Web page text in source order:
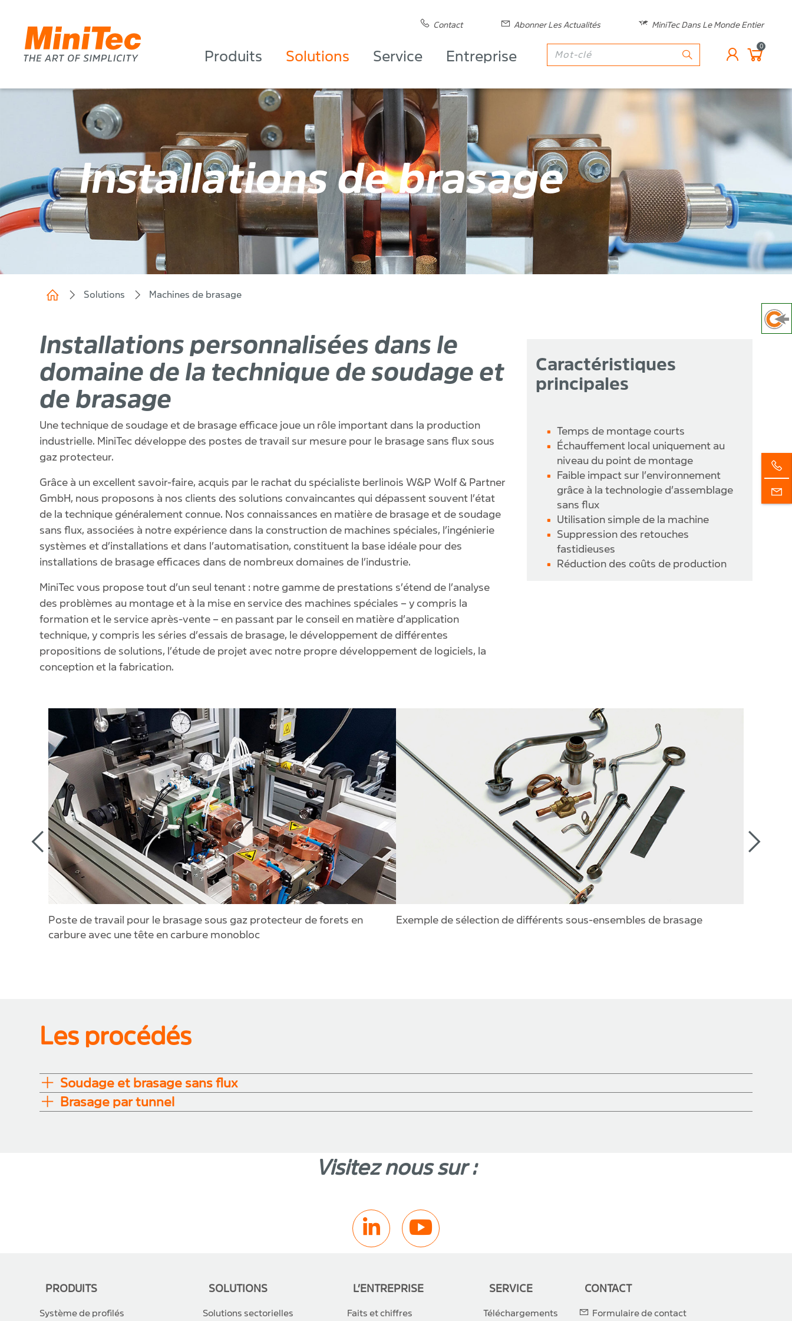
Contact Abonner Les Actualités MiniTec Dans Le Monde Entier
Produits Solutions Service Entreprise
0
Installations de brasage
Solutions Machines de brasage
Installations personnalisées dans le
domaine de la technique de soudage et
de brasage
Une technique de soudage et de brasage efficace joue un rôle important dans la production
industrielle. MiniTec développe des postes de travail sur mesure pour le brasage sans flux sous
gaz protecteur.
Grâce à un excellent savoir-faire, acquis par le rachat du spécialiste berlinois W&P Wolf & Partner
GmbH, nous proposons à nos clients des solutions convaincantes qui dépassent souvent l’état
de la technique généralement connue. Nos connaissances en matière de brasage et de soudage
sans flux, associées à notre expérience dans la construction de machines spéciales, l’ingénierie
systèmes et d’installations et dans l’automatisation, constituent la base idéale pour des
installations de brasage efficaces dans de nombreux domaines de l’industrie.
MiniTec vous propose tout d’un seul tenant : notre gamme de prestations s’étend de l’analyse
des problèmes au montage et à la mise en service des machines spéciales – y compris la
formation et le service après-vente – en passant par le conseil en matière d’application
technique, y compris les séries d’essais de brasage, le développement de différentes
propositions de solutions, l’étude de projet avec notre propre développement de logiciels, la
conception et la fabrication.
Caractéristiques
principales
Temps de montage courts
Échauffement local uniquement au
niveau du point de montage
Faible impact sur l’environnement
grâce à la technologie d’assemblage
sans flux
Utilisation simple de la machine
Suppression des retouches
fastidieuses
Réduction des coûts de production
Poste de travail pour le brasage sous gaz protecteur de forets en
carbure avec une tête en carbure monobloc
Exemple de sélection de différents sous-ensembles de brasage
Les procédés
Soudage et brasage sans flux
Brasage par tunnel
Visitez nous sur :
PRODUITS
Système de profilés
SOLUTIONS
Solutions sectorielles
L’ENTREPRISE
Faits et chiffres
SERVICE
Téléchargements
CONTACT
Formulaire de contact